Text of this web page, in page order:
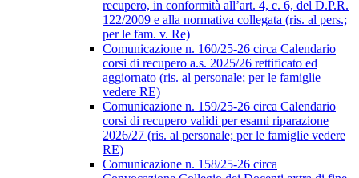
recupero, in conformità all’art. 4, c. 6, del D.P.R.
122/2009 e alla normativa collegata (ris. al pers.;
per le fam. v. Re)
Comunicazione n. 160/25-26 circa Calendario
corsi di recupero a.s. 2025/26 rettificato ed
aggiornato (ris. al personale; per le famiglie
vedere RE)
Comunicazione n. 159/25-26 circa Calendario
corsi di recupero validi per esami riparazione
2026/27 (ris. al personale; per le famiglie vedere
RE)
Comunicazione n. 158/25-26 circa